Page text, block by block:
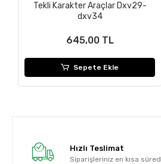
Tekli Karakter Araçlar Dxv29-
dxv34
645,00 TL
Sepete Ekle
Hızlı Teslimat
Siparişleriniz en kısa